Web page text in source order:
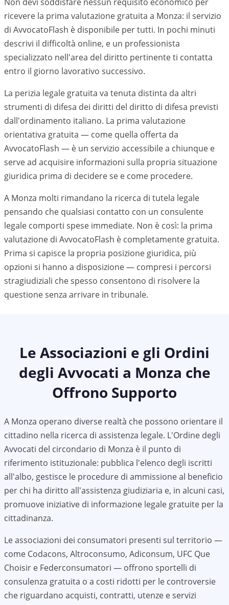
ricevere la prima valutazione gratuita a Monza: il servizio
di AvvocatoFlash è disponibile per tutti. In pochi minuti
descrivi il difficoltà online, e un professionista
specializzato nell'area del diritto pertinente ti contatta
entro il giorno lavorativo successivo.
La perizia legale gratuita va tenuta distinta da altri
strumenti di difesa dei diritti del diritto di difesa previsti
dall'ordinamento italiano. La prima valutazione
orientativa gratuita — come quella offerta da
AvvocatoFlash — è un servizio accessibile a chiunque e
serve ad acquisire informazioni sulla propria situazione
giuridica prima di decidere se e come procedere.
A Monza molti rimandano la ricerca di tutela legale
pensando che qualsiasi contatto con un consulente
legale comporti spese immediate. Non è così: la prima
valutazione di AvvocatoFlash è completamente gratuita.
Prima si capisce la propria posizione giuridica, più
opzioni si hanno a disposizione — compresi i percorsi
stragiudiziali che spesso consentono di risolvere la
questione senza arrivare in tribunale.
Le Associazioni e gli Ordini
degli Avvocati a Monza che
Offrono Supporto
A Monza operano diverse realtà che possono orientare il
cittadino nella ricerca di assistenza legale. L'Ordine degli
Avvocati del circondario di Monza è il punto di
riferimento istituzionale: pubblica l'elenco degli iscritti
all'albo, gestisce le procedure di ammissione al beneficio
per chi ha diritto all'assistenza giudiziaria e, in alcuni casi,
promuove iniziative di informazione legale gratuite per la
cittadinanza.
Le associazioni dei consumatori presenti sul territorio —
come Codacons, Altroconsumo, Adiconsum, UFC Que
Choisir e Federconsumatori — offrono sportelli di
consulenza gratuita o a costi ridotti per le controversie
che riguardano acquisti, contratti, utenze e servizi